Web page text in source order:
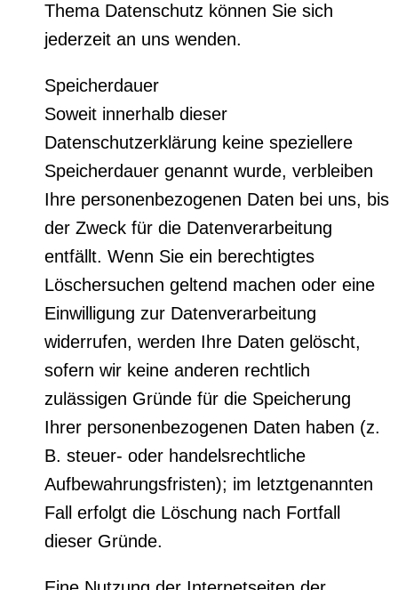
Thema Datenschutz können Sie sich
jederzeit an uns wenden.
Speicherdauer
Soweit innerhalb dieser
Datenschutzerklärung keine speziellere
Speicherdauer genannt wurde, verbleiben
Ihre personenbezogenen Daten bei uns, bis
der Zweck für die Datenverarbeitung
entfällt. Wenn Sie ein berechtigtes
Löschersuchen geltend machen oder eine
Einwilligung zur Datenverarbeitung
widerrufen, werden Ihre Daten gelöscht,
sofern wir keine anderen rechtlich
zulässigen Gründe für die Speicherung
Ihrer personenbezogenen Daten haben (z.
B. steuer- oder handelsrechtliche
Aufbewahrungsfristen); im letztgenannten
Fall erfolgt die Löschung nach Fortfall
dieser Gründe.